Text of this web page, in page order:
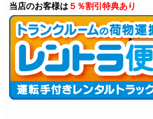
当店のお客様は５％割引特典あり